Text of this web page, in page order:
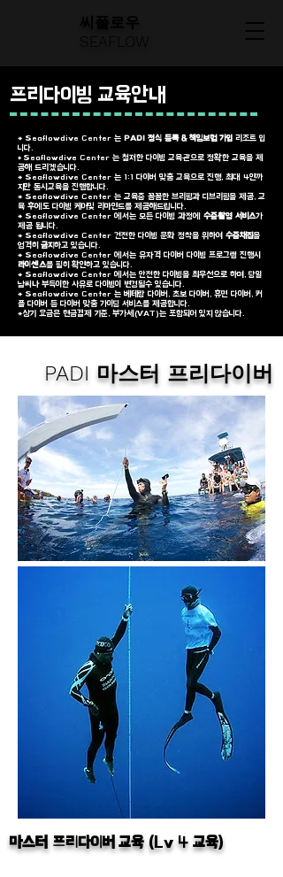
SEAFLOW
프리다이빙 교육안내
* Seaflowdive Center 는 PADI 정식 등록 & 책임보험 가입 리조트 입
니다.
* Seaflowdive Center 는 철저한 다이빙 교육관으로 정확한 교육을 제
공해 드리겠습니다.
* Seaflowdive Center 는 1:1 다이버 맞춤 교육으로 진행, 최대 4인까
지만 동시교육을 진행합니다.
* Seaflowdive Center 는 교육중 꼼꼼한 브리핑과 디브리핑을 제공, 교
육 후에도 다이빙 케어및 리마인드를 제공해드립니다.
* Seaflowdive Center 에서는 모든 다이빙 과정에 수중촬영 서비스가
제공 됩니다.
* Seaflowdive Center 건전한 다이빙 문화 정착을 위하여 수중채집을
엄격히 금지하고 있습니다.
* Seaflowdive Center 에서는 유자격 다이버 다이빙 프로그램 진행시
라이센스를 필히 확인하고 있습니다.
* Seaflowdive Center 에서는 안전한 다이빙을 최우선으로 하며, 당일
날씨나 부득이한 사유로 다이빙이 변경될수 있습니다.
* Seaflowdive Center 는 베테랑 다이버, 초보 다이버, 휴면 다이버, 커
플 다이버 등 다이버 맞춤 가이딩 서비스를 제공합니다.
*상기 요금은 현금결제 기준, 부가세(VAT)는 포함되어 있지 않습니다.
PADI 마스터 프리다이버
마스터 프리다이버 교육 (Lv 4 교육)